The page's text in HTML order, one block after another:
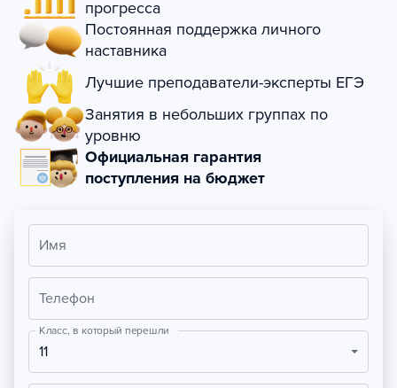
прогресса
Постоянная поддержка личного
наставника
Лучшие преподаватели-эксперты ЕГЭ
Занятия в небольших группах по
уровню
Официальная гарантия
поступления на бюджет
Имя
Телефон
Класс, в который перешли
11